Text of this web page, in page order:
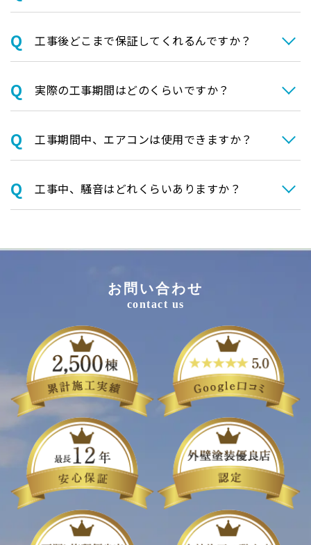
⼯事後どこまで保証してくれるんですか？
実際の⼯事期間はどのくらいですか？
⼯事期間中、エアコンは使⽤できますか？
⼯事中、騒⾳はどれくらいありますか？
お問い合わせ
contact us